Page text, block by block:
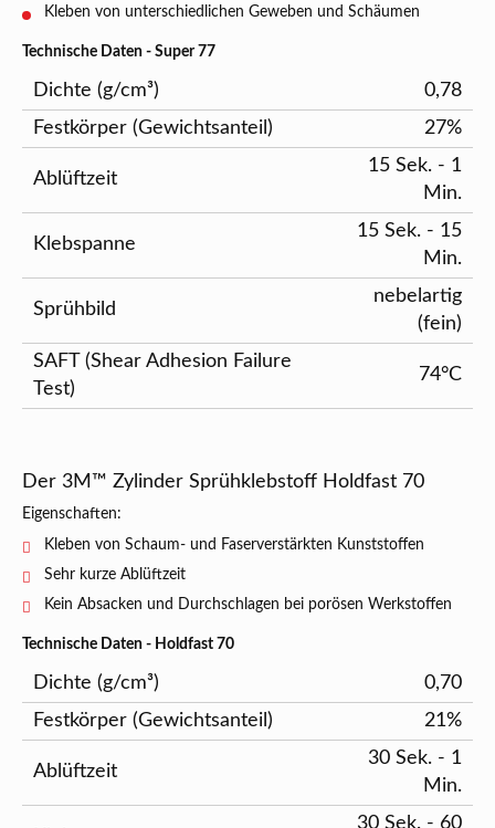
Kleben von unterschiedlichen Geweben und Schäumen
Technische Daten - Super 77
Dichte (g/cm³)
0,78
Festkörper (Gewichtsanteil)
27%
Ablüftzeit
15 Sek. - 1
Min.
Klebspanne
15 Sek. - 15
Min.
Sprühbild
nebelartig
(fein)
SAFT (Shear Adhesion Failure
Test)
74°C
Der 3M™ Zylinder Sprühklebstoff Holdfast 70
Eigenschaften:
Kleben von Schaum- und Faserverstärkten Kunststoffen
Sehr kurze Ablüftzeit
Kein Absacken und Durchschlagen bei porösen Werkstoffen
Technische Daten - Holdfast 70
Dichte (g/cm³)
0,70
Festkörper (Gewichtsanteil)
21%
Ablüftzeit
30 Sek. - 1
Min.
30 Sek. - 60